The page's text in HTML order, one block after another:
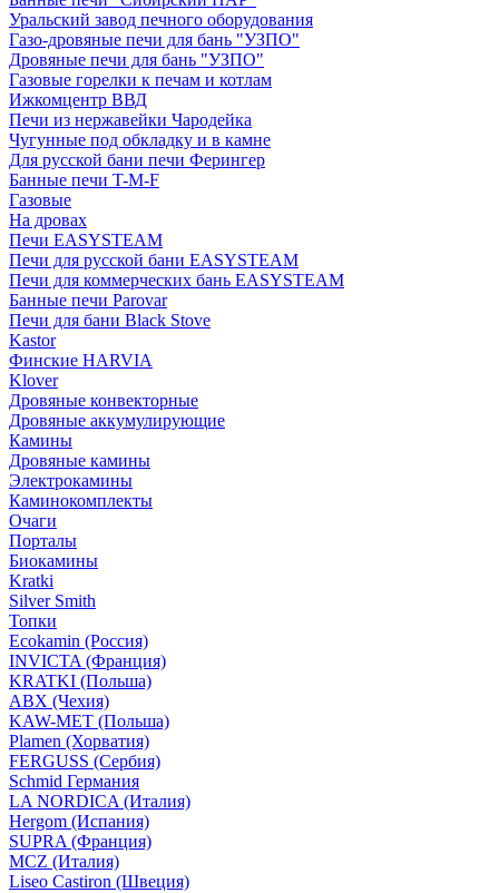
Уральский завод печного оборудования
Газо-дровяные печи для бань "УЗПО"
Дровяные печи для бань "УЗПО"
Газовые горелки к печам и котлам
Ижкомцентр ВВД
Печи из нержавейки Чародейка
Чугунные под обкладку и в камне
Для русской бани печи Ферингер
Банные печи T-M-F
Газовые
На дровах
Печи EASYSTEAM
Печи для русской бани EASYSTEAM
Печи для коммерческих бань EASYSTEAM
Банные печи Parovar
Печи для бани Black Stove
Kastor
Финские HARVIA
Klover
Дровяные конвекторные
Дровяные аккумулирующие
Камины
Дровяные камины
Электрокамины
Каминокомплекты
Очаги
Порталы
Биокамины
Kratki
Silver Smith
Топки
Ecokamin (Россия)
INVICTA (Франция)
KRATKI (Польша)
ABX (Чехия)
KAW-MET (Польша)
Plamen (Хорватия)
FERGUSS (Сербия)
Schmid Германия
LA NORDICA (Италия)
Hergom (Испания)
SUPRA (Франция)
MCZ (Италия)
Liseo Castiron (Швеция)